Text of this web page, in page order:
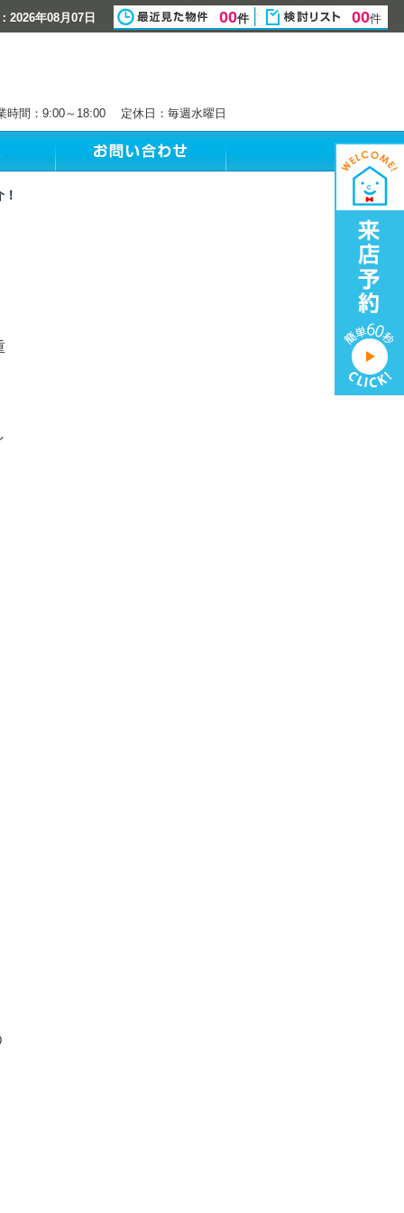
2026年08月07日 00件 00件
時間：9:00～18:00 定休日：毎週水曜日